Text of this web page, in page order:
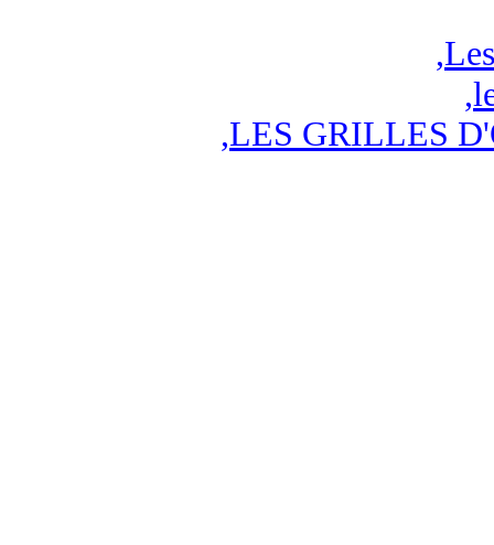
,
,
LES GRILLES
,